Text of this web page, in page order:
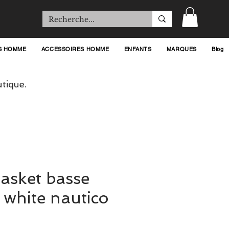
HOMME ACCESSOIRES HOMME ENFANTS MARQUES Blog
basse
nautico